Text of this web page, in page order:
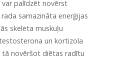
palīdzēt novērst
samazināta enerģijas
skeleta muskuļu
un kortizola
novēršot diētas radītu